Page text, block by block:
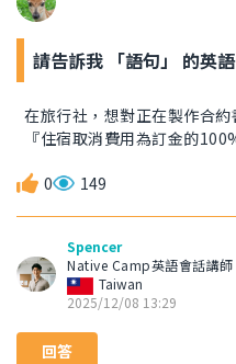
請告訴我 「語句」 的英語
在旅行社，想對正在製作合
『住宿取消費用為訂金的
0 149
Spencer
Native Camp英語會話講師
Taiwan
2025/12/08 13:29
回答